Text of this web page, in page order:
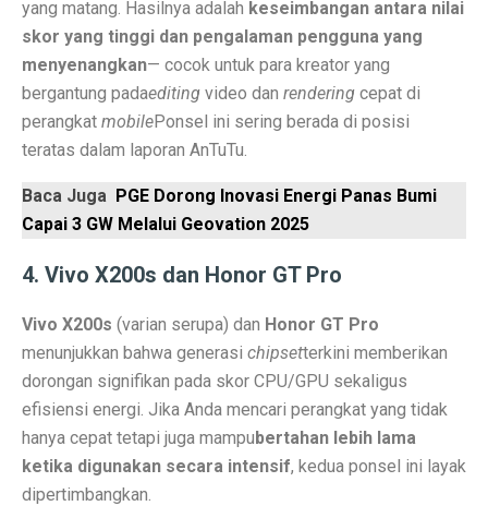
Vivo Y03t vs X100: Perbandingan Harga dan Fitur!
7 HP Flagship Android Terkencang 2025, Bukan
Air Minum Biru: Inovasi Teknologi yang Buka
Amazfit Buka Store Pertama di Indonesia, Luncurkan
Siap Kalahkan Samsung S25 FE, 3 HP Kamera
Elon Musk Jadi Orang Kaya Pertama Dunia dengan
3 Rekomendasi HP Spek Gahar Harga Terjangkau di
TECNO Pova 6 Pro 5G: Gaming Murah dengan
Perbandingan Vivo Y28, Y03t, dan X100: HP
Pesan Awal iPhone 17 Mulai Oktober–November 2025
yang matang. Hasilnya adalah keseimbangan antara nilai
skor yang tinggi dan pengalaman pengguna yang
menyenangkan— cocok untuk para kreator yang
bergantung padaediting video dan rendering cepat di
perangkat mobilePonsel ini sering berada di posisi
teratas dalam laporan AnTuTu.
Baca Juga PGE Dorong Inovasi Energi Panas Bumi
Capai 3 GW Melalui Geovation 2025
4. Vivo X200s dan Honor GT Pro
Vivo X200s (varian serupa) dan Honor GT Pro
menunjukkan bahwa generasi chipsetterkini memberikan
dorongan signifikan pada skor CPU/GPU sekaligus
efisiensi energi. Jika Anda mencari perangkat yang tidak
hanya cepat tetapi juga mampubertahan lebih lama
ketika digunakan secara intensif, kedua ponsel ini layak
dipertimbangkan.